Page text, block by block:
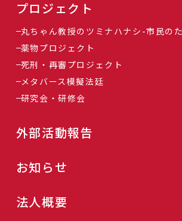
プロジェクト
丸ちゃん教授のツミナハナシ-市民の
薬物プロジェクト
死刑・再審プロジェクト
メタバース模擬法廷
研究会・研修会
外部活動報告
お知らせ
法人概要